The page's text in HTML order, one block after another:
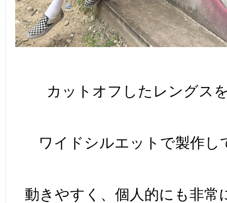
カットオフしたレングス
ワイドシルエットで製作し
動きやすく、個人的にも非常